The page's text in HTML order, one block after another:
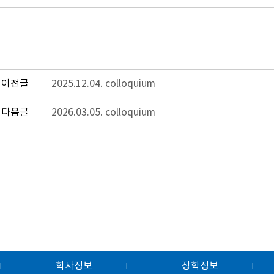
이전글 2025.12.04. colloquium
다음글 2026.03.05. colloquium
학사정보 장학정보